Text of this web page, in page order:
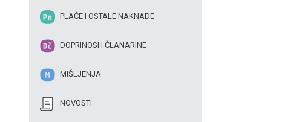
PLAĆE I OSTALE NAKNADE
DOPRINOSI I ČLANARINE
MIŠLJENJA
NOVOSTI